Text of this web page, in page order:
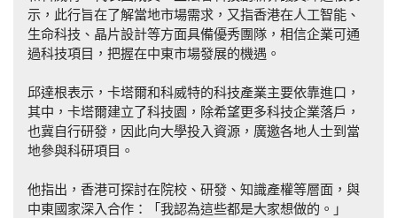
示，此行旨在了解當地市場需求，又指香港在人工智能、
生命科技、晶片設計等方面具備優秀團隊，相信企業可通
過科技項目，把握在中東市場發展的機遇。
邱達根表示，卡塔爾和科威特的科技產業主要依靠進口，
其中，卡塔爾建立了科技園，除希望更多科技企業落戶，
也冀自行研發，因此向大學投入資源，廣邀各地人士到當
地參與科研項目。
他指出，香港可探討在院校、研發、知識產權等層面，與
中東國家深入合作：「我認為這些都是大家想做的。」